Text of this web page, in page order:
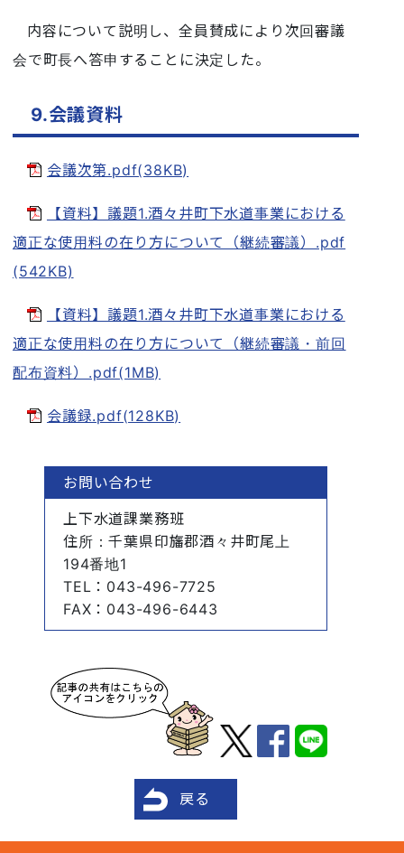
内容について説明し、全員賛成により次回審議
会で町長へ答申することに決定した。
9.会議資料
会議次第.pdf(38KB)
【資料】議題1.酒々井町下水道事業における
適正な使用料の在り方について（継続審議）.pdf
(542KB)
【資料】議題1.酒々井町下水道事業における
適正な使用料の在り方について（継続審議・前回
配布資料）.pdf(1MB)
会議録.pdf(128KB)
お問い合わせ
上下水道課業務班
住所 ：千葉県印旛郡酒々井町尾上
194番地1
TEL ：043-496-7725
FAX ：043-496-6443
戻る